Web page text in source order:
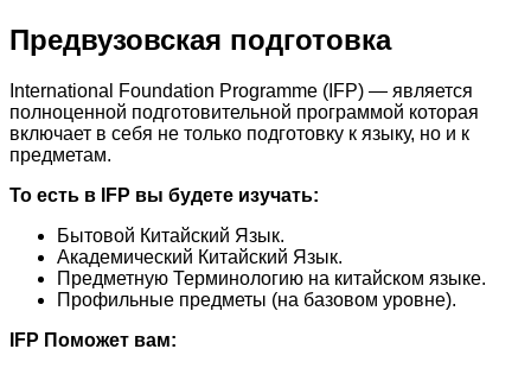
Предвузовская подготовка
International Foundation Programme (IFP) — является
полноценной подготовительной программой которая
включает в себя не только подготовку к языку, но и к
предметам.
То есть в IFP вы будете изучать:
Бытовой Китайский Язык.
Академический Китайский Язык.
Предметную Терминологию на китайском языке.
Профильные предметы (на базовом уровне).
IFP Поможет вам: